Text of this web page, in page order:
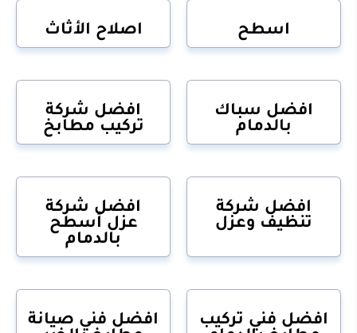
اسطح اصلاح الأثاث
افضل سباك
بالدمام
افضل شركة
تركيب مطابخ
افضل شركة
تنظيف وعزل
افضل شركة
عزل أسطح
بالدمام
افضل فني تركيب
افضل فني صيانة